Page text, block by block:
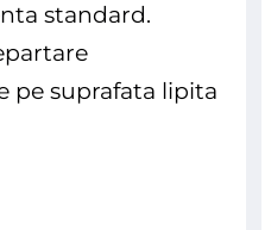
standard.
pe suprafata lipita